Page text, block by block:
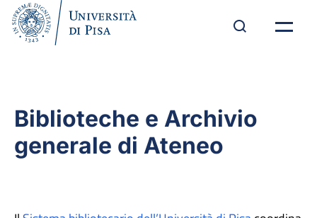
Biblioteche e Archivio
generale di Ateneo